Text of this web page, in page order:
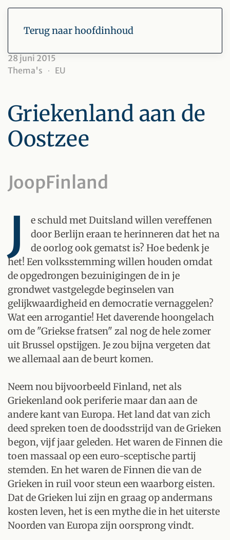
Terug naar hoofdinhoud
28 juni 2015
Thema's
EU
Griekenland aan de
Oostzee
JoopFinland
J
e schuld met Duitsland willen vereffenen
door Berlijn eraan te herinneren dat het na
de oorlog ook gematst is? Hoe bedenk je
het! Een volksstemming willen houden omdat
de opgedrongen bezuinigingen de in je
grondwet vastgelegde beginselen van
gelijkwaardigheid en democratie vernaggelen?
Wat een arrogantie! Het daverende hoongelach
om de "Griekse fratsen" zal nog de hele zomer
uit Brussel opstijgen. Je zou bijna vergeten dat
we allemaal aan de beurt komen.
Neem nou bijvoorbeeld Finland, net als
Griekenland ook periferie maar dan aan de
andere kant van Europa. Het land dat van zich
deed spreken toen de doodsstrijd van de Grieken
begon, vijf jaar geleden. Het waren de Finnen die
toen massaal op een euro-sceptische partij
stemden. En het waren de Finnen die van de
Grieken in ruil voor steun een waarborg eisten.
Dat de Grieken lui zijn en graag op andermans
kosten leven, het is een mythe die in het uiterste
Noorden van Europa zijn oorsprong vindt.